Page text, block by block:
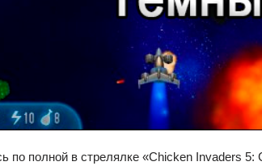
по полной в стрелялке «Chicken Invaders